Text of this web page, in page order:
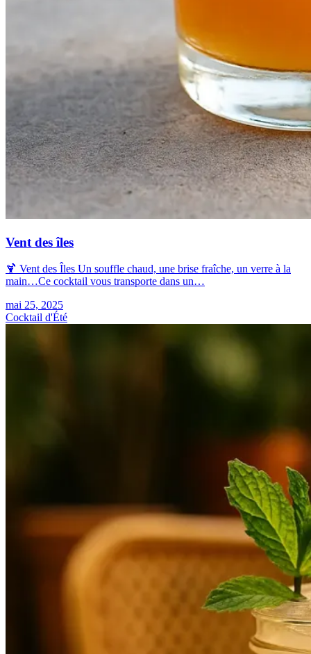
Vent des îles
🍹 Vent des Îles Un souffle chaud, une brise fraîche, un verre à la
main…Ce cocktail vous transporte dans un…
mai 25, 2025
Cocktail d'Été